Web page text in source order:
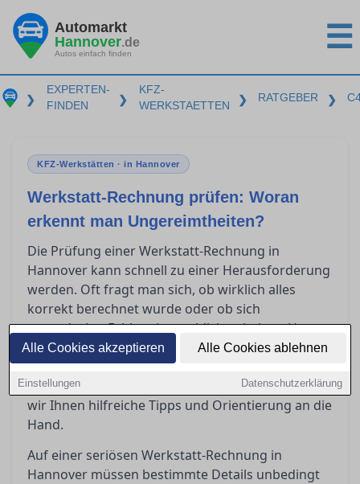
Alle Cookies akzeptieren Alle Cookies ablehnen
Einstellungen Datenschutzerklärung
Automarkt
Hannover.de
Autos einfach finden ☰
❯
EXPERTEN-
FINDEN
❯
KFZ-
WERKSTAETTEN
❯ RATGEBER ❯
KFZ-Werkstätten · in Hannover
Werkstatt-Rechnung prüfen: Woran
erkennt man Ungereimtheiten?
Die Prüfung einer Werkstatt-Rechnung in
Hannover kann schnell zu einer Herausforderung
werden. Oft fragt man sich, ob wirklich alles
korrekt berechnet wurde oder ob sich
unentdeckte Fehler eingeschlichen haben. Um
Verständnis für die wesentlichen Bestandteile
einer seriösen Rechnung zu schaffen und
potenzielle Ungereimtheiten zu erkennen, geben
wir Ihnen hilfreiche Tipps und Orientierung an die
Hand.
Auf einer seriösen Werkstatt-Rechnung in
Hannover müssen bestimmte Details unbedingt